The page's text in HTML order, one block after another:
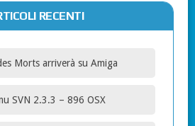
RECENTI
Morts arriverà su Amiga
SVN 2.3.3 – 896 OSX